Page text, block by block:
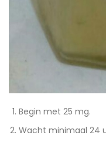
Begin met 25 mg.
Wacht minimaal 24